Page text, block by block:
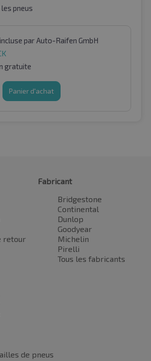
pneus
par Auto-Raifen GmbH
gratuite
Panier d'achat
retour
Fabricant
Bridgestone
Continental
Dunlop
Goodyear
Michelin
Pirelli
Tous les fabricants
de pneus